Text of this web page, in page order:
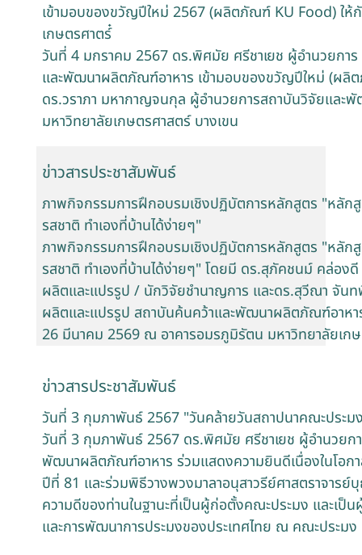
เข้ามอบของขวัญปีใหม่ 2567 (ผลิตภัณฑ์ KU Food) ใ
เกษตรศาตร์๋
วันที่ 4 มกราคม 2567 ดร.พิศมัย ศรีชาเยช ผู้อำนวยก
และพัฒนาผลิตภัณฑ์อาหาร เข้ามอบของขวัญปีใหม่ (ผลิ
ดร.วราภา มหากาญจนกุล ผู้อำนวยการสถาบันวิจัยแล
มหาวิทยาลัยเกษตรศาสตร์ บางเขน
ข่าวสารประชาสัมพันธ์
ภาพกิจกรรมการฝึกอบรมเชิงปฏิบัตการหลักสูตร "หลัก
รสชาติ ทำเองที่บ้านได้ง่ายๆ"
ภาพกิจกรรมการฝึกอบรมเชิงปฏิบัตการหลักสูตร "หลัก
รสชาติ ทำเองที่บ้านได้ง่ายๆ" โดยมี ดร.สุภัคชนม์ คล่อง
ผลิตและแปรรูป / นักวิจัยชำนาญการ และดร.สุวีณา จัน
ผลิตและแปรรูป สถาบันค้นคว้าและพัฒนาผลิตภัณฑ์อาหา
26 มีนาคม 2569 ณ อาคารอมรภูมิรัตน มหาวิทยาลัยเก
ข่าวสารประชาสัมพันธ์
วันที่ 3 กุมภาพันธ์ 2567 "วันคล้ายวันสถาปนาคณะประ
วันที่ 3 กุมภาพันธ์ 2567 ดร.พิศมัย ศรีชาเยช ผู้อำนวยก
พัฒนาผลิตภัณฑ์อาหาร ร่วมแสดงความยินดีเนื่องในโอก
ปีที่ 81 และร่วมพิธีวางพวงมาลาอนุสาวรีย์ศาสตราจา
ความดีของท่านในฐานะที่เป็นผู้ก่อตั้งคณะประมง และเ
และการพัฒนาการประมงของประเทศไทย ณ คณะประม